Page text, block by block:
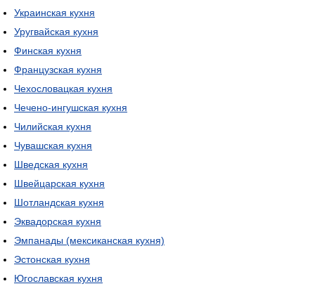
Украинская кухня
Уругвайская кухня
Финская кухня
Французская кухня
Чехословацкая кухня
Чечено-ингушская кухня
Чилийская кухня
Чувашская кухня
Шведская кухня
Швейцарская кухня
Шотландская кухня
Эквадорская кухня
Эмпанады (мексиканская кухня)
Эстонская кухня
Югославская кухня